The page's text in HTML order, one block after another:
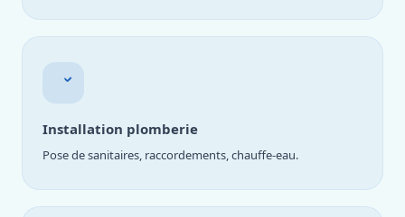
Installation plomberie
Pose de sanitaires, raccordements, chauffe-eau.